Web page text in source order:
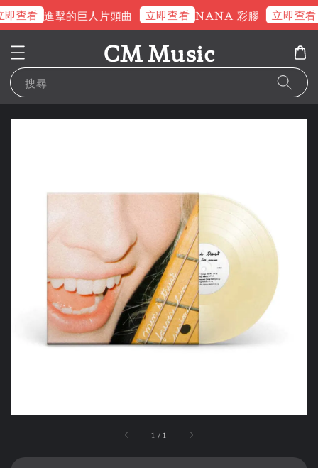
查看 進擊的巨人片頭曲 立即查看 NANA 彩膠 立即查看
CM Music
搜尋
1 /1